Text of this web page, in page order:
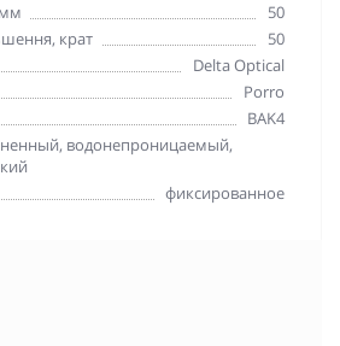
50
крат
50
Delta Optical
Porro
BAK4
водонепроницаемый,
фиксированное